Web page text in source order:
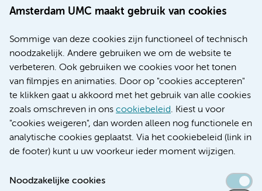
Amsterdam UMC maakt gebruik van cookies
Sommige van deze cookies zijn functioneel of technisch
noodzakelijk. Andere gebruiken we om de website te
verbeteren. Ook gebruiken we cookies voor het tonen
van filmpjes en animaties. Door op "cookies accepteren"
te klikken gaat u akkoord met het gebruik van alle cookies
zoals omschreven in ons cookiebeleid. Kiest u voor
"cookies weigeren", dan worden alleen nog functionele en
analytische cookies geplaatst. Via het cookiebeleid (link in
de footer) kunt u uw voorkeur ieder moment wijzigen.
Noodzakelijke cookies
Werken bij Amsterdam UMC
Nieuws
Research
Educatie locatie AMC
Educatie locatie VUmc